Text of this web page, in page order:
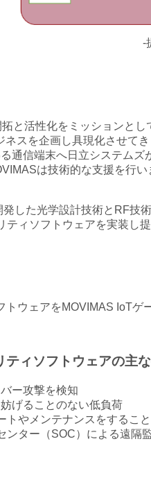
-
と活性化をミッションと
スを企画し具現化させて
通信端末へ日立システム
は技術的な支援を行
した光学設計技術とRF技
ィソフトウェアを実装し提
トウェアをMOVIMAS IoTゲ
ティソフトウェアの主
ー攻撃を検知
げることのない低負荷
トやメンテナンスをするこ
ンター（SOC）による遠隔